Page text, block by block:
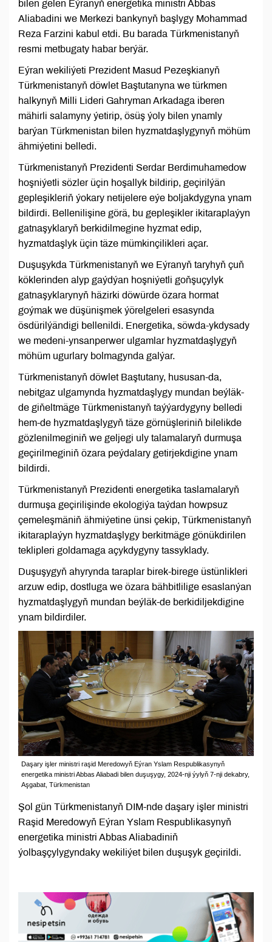
bilen gelen Eýranyň energetika ministri Abbas
Aliabadini we Merkezi bankynyň başlygy Mohammad
Reza Farzini kabul etdi. Bu barada Türkmenistanyň
resmi metbugaty habar berýär.
Eýran wekiliýeti Prezident Masud Pezeşkianyň
Türkmenistanyň döwlet Baştutanyna we türkmen
halkynyň Milli Lideri Gahryman Arkadaga iberen
mähirli salamyny ýetirip, ösüş ýoly bilen ynamly
barýan Türkmenistan bilen hyzmatdaşlygynyň möhüm
ähmiýetini belledi.
Türkmenistanyň Prezidenti Serdar Berdimuhamedow
hoşniýetli sözler üçin hoşallyk bildirip, geçirilýän
gepleşikleriň ýokary netijelere eýe boljakdygyna ynam
bildirdi. Bellenilişine görä, bu gepleşikler ikitaraplaýyn
gatnaşyklaryň berkidilmegine hyzmat edip,
hyzmatdaşlyk üçin täze mümkinçilikleri açar.
Duşuşykda Türkmenistanyň we Eýranyň taryhyň çuň
köklerinden alyp gaýdýan hoşniýetli goňşuçylyk
gatnaşyklarynyň häzirki döwürde özara hormat
goýmak we düşünişmek ýörelgeleri esasynda
ösdürilýändigi bellenildi. Energetika, söwda-ykdysady
we medeni-ynsanperwer ulgamlar hyzmatdaşlygyň
möhüm ugurlary bolmagynda galýar.
Türkmenistanyň döwlet Baştutany, hususan-da,
nebitgaz ulgamynda hyzmatdaşlygy mundan beýläk-
de giňeltmäge Türkmenistanyň taýýardygyny belledi
hem-de hyzmatdaşlygyň täze görnüşleriniň bilelikde
gözlenilmeginiň we geljegi uly talamalaryň durmuşa
geçirilmeginiň özara peýdalary getirjekdigine ynam
bildirdi.
Türkmenistanyň Prezidenti energetika taslamalaryň
durmuşa geçirilişinde ekologiýa taýdan howpsuz
çemeleşmäniň ähmiýetine ünsi çekip, Türkmenistanyň
ikitaraplaýyn hyzmatdaşlygy berkitmäge gönükdirilen
teklipleri goldamaga açykdygyny tassyklady.
Duşuşygyň ahyrynda taraplar birek-birege üstünlikleri
arzuw edip, dostluga we özara bähbitlilige esaslanýan
hyzmatdaşlygyň mundan beýläk-de berkidiljekdigine
ynam bildirdiler.
Daşary işler ministri raşid Meredowyň Eýran Yslam Respublikasynyň
energetika ministri Abbas Aliabadi bilen duşuşygy, 2024-nji ýylyň 7-nji dekabry,
Aşgabat, Türkmenistan
Şol gün Türkmenistanyň DIM-nde daşary işler ministri
Raşid Meredowyň Eýran Yslam Respublikasynyň
energetika ministri Abbas Aliabadiniň
ýolbaşçylygyndaky wekiliýet bilen duşuşyk geçirildi.